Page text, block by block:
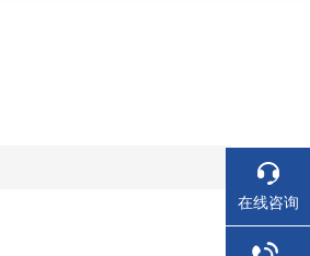
在线咨询